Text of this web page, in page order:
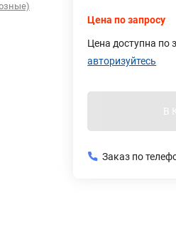
Цена по запросу
Цена доступна по
авторизуйтесь
В
Заказ по